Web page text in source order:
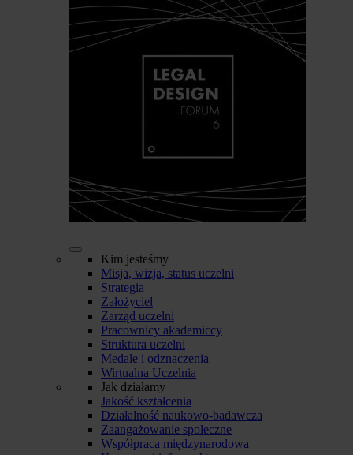
Kim jesteśmy
Misja, wizja, status uczelni
Strategia
Założyciel
Zarząd uczelni
Pracownicy akademiccy
Struktura uczelni
Medale i odznaczenia
Wirtualna Uczelnia
Jak działamy
Jakość kształcenia
Działalność naukowo-badawcza
Zaangażowanie społeczne
Współpraca międzynarodowa